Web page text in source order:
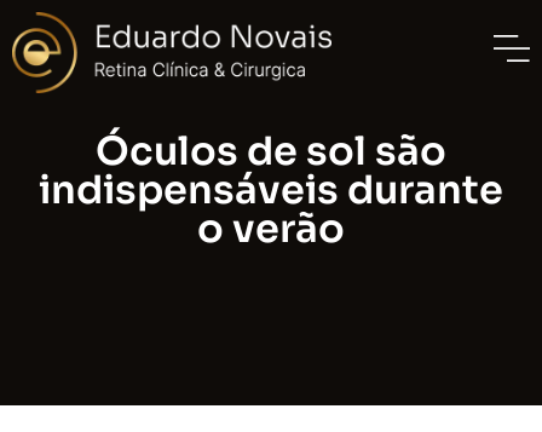
Óculos de sol são
indispensáveis durante
o verão